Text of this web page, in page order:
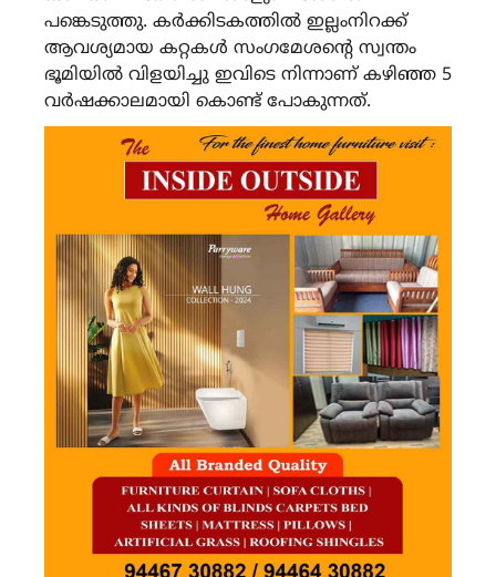
പങ്കെടുത്തു. കർക്കിടകത്തിൽ ഇല്ലംനിറക്ക്
ആവശ്യമായ കറ്റകൾ സംഗമേശന്‍റെ സ്വന്തം
ഭൂമിയിൽ വിളയിച്ചു ഇവിടെ നിന്നാണ് കഴിഞ്ഞ 5
വർഷക്കാലമായി കൊണ്ട് പോകുന്നത്.